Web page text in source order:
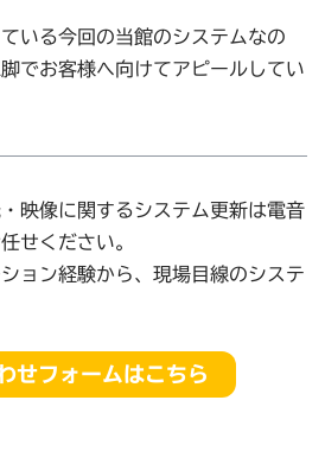
いる今回の当館のシステムなの
でお客様へ向けてアピールしてい
映像に関するシステム更新は電音
せください。
ョン経験から、現場目線のシステ
せフォームはこちら